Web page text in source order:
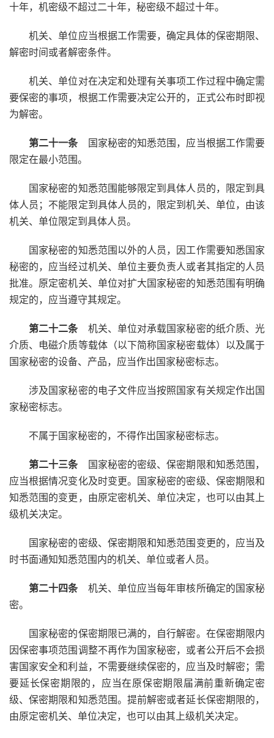
十年，机密级不超过二十年，秘密级不超过十年。
机关、单位应当根据工作需要，确定具体的保密期限、
解密时间或者解密条件。
机关、单位对在决定和处理有关事项工作过程中确定需
要保密的事项，根据工作需要决定公开的，正式公布时即视
为解密。
第二十一条国家秘密的知悉范围，应当根据工作需要
限定在最小范围。
国家秘密的知悉范围能够限定到具体人员的，限定到具
体人员；不能限定到具体人员的，限定到机关、单位，由该
机关、单位限定到具体人员。
国家秘密的知悉范围以外的人员，因工作需要知悉国家
秘密的，应当经过机关、单位主要负责人或者其指定的人员
批准。原定密机关、单位对扩大国家秘密的知悉范围有明确
规定的，应当遵守其规定。
第二十二条机关、单位对承载国家秘密的纸介质、光
介质、电磁介质等载体（以下简称国家秘密载体）以及属于
国家秘密的设备、产品，应当作出国家秘密标志。
涉及国家秘密的电子文件应当按照国家有关规定作出国
家秘密标志。
不属于国家秘密的，不得作出国家秘密标志。
第二十三条国家秘密的密级、保密期限和知悉范围，
应当根据情况变化及时变更。国家秘密的密级、保密期限和
知悉范围的变更，由原定密机关、单位决定，也可以由其上
级机关决定。
国家秘密的密级、保密期限和知悉范围变更的，应当及
时书面通知知悉范围内的机关、单位或者人员。
第二十四条机关、单位应当每年审核所确定的国家秘
密。
国家秘密的保密期限已满的，自行解密。在保密期限内
因保密事项范围调整不再作为国家秘密，或者公开后不会损
害国家安全和利益，不需要继续保密的，应当及时解密；需
要延长保密期限的，应当在原保密期限届满前重新确定密
级、保密期限和知悉范围。提前解密或者延长保密期限的，
由原定密机关、单位决定，也可以由其上级机关决定。